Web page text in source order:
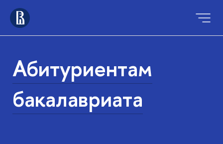
Абитуриентам
бакалавриата